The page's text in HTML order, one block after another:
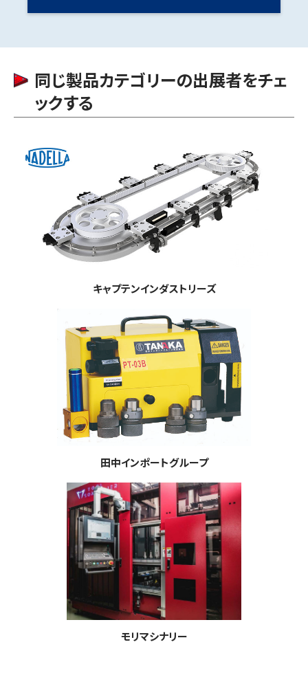
同じ製品カテゴリーの出展者をチェ
ックする
キャプテンインダストリーズ
田中インポートグループ
モリマシナリー